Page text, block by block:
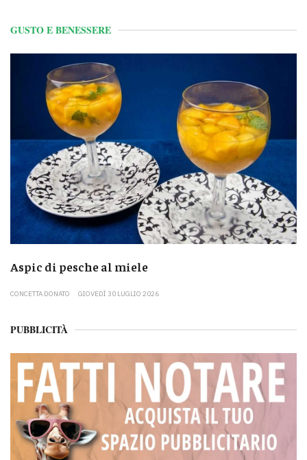
GUSTO E BENESSERE
Aspic di pesche al miele
CONCETTA DONATO GIOVEDÌ 30 LUGLIO 2026
PUBBLICITÀ